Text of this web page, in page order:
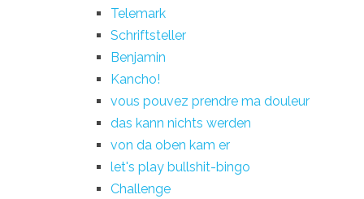
Telemark
Schriftsteller
Benjamin
Kancho!
vous pouvez prendre ma douleur
das kann nichts werden
von da oben kam er
let's play bullshit-bingo
Challenge